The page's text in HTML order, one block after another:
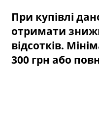
При купівлі
отримати
відсотків.
300 грн або